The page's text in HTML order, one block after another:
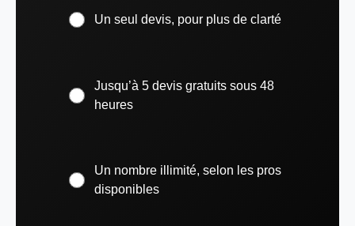
Un seul devis, pour plus de clarté
Jusqu’à 5 devis gratuits sous 48
heures
Un nombre illimité, selon les pros
disponibles